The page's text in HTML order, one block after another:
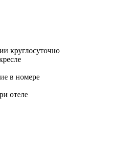
круглосуточно
в номере
отеле